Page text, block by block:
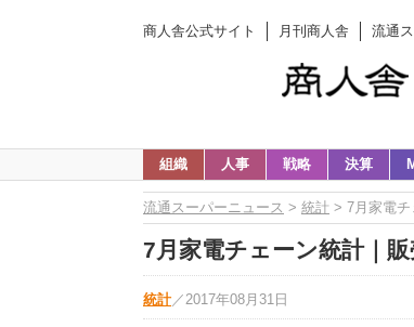
商人舎公式サイト 月刊商人舎 流通
組織 人事 戦略 決算
流通スーパーニュース > 統計 > 7月家電チ
7月家電チェーン統計｜
統計 ／ 2017年08月31日